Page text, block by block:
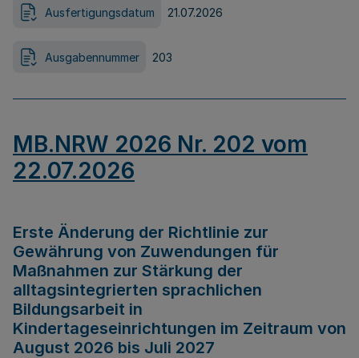
Ausfertigungsdatum 21.07.2026
Ausgabennummer 203
MB.NRW 2026 Nr. 202 vom
22.07.2026
Erste Änderung der Richtlinie zur
Gewährung von Zuwendungen für
Maßnahmen zur Stärkung der
alltagsintegrierten sprachlichen
Bildungsarbeit in
Kindertageseinrichtungen im Zeitraum von
August 2026 bis Juli 2027